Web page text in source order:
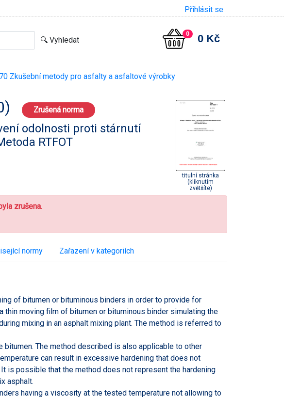
Přihlásit se
0 0 Kč
Zkušební metody pro asfalty a asfaltové výrobky
Zrušená norma
odolnosti proti stárnutí
RTFOT
titulní stránka
(kliknutím
zvětšíte)
zrušena.
normy Zařazení v kategoriích
of bitumen or bituminous binders in order to provide for
moving film of bitumen or bituminous binder simulating the
mixing in an asphalt mixing plant. The method is referred to
The method described is also applicable to other
can result in excessive hardening that does not
is possible that the method does not represent the hardening
asphalt.
having a viscosity at the tested temperature not allowing to